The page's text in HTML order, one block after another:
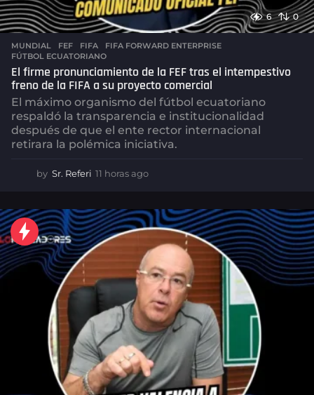
6 0
MUNDIAL FEF ,FIFA ,FIFA FORWARD ENTERPRISE
FÚTBOL ECUATORIANO
El firme pronunciamiento de la FEF tras el intempestivo
freno de la FIFA a su proyecto comercial
El máximo organismo del fútbol ecuatoriano
respaldó la transparencia e institucionalidad
después de que el ente rector internacional
retirara la polémica iniciativa.
by Sr. Referi 11 horas ago
o
r
s
a
g
o